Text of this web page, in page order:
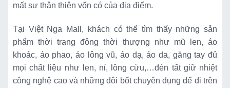
mất sự thân thiện vốn có của địa điểm.
Tại Việt Nga Mall, khách có thể tìm thấy những sản
phẩm thời trang đông thời thượng như mũ len, áo
khoác, áo phao, áo lông vũ, áo dạ, áo da, găng tay đủ
mọi chất liệu như len, nỉ, lông cừu,…đén tất giữ nhiệt
công nghệ cao và những đôi bốt chuyên dụng để đi trên